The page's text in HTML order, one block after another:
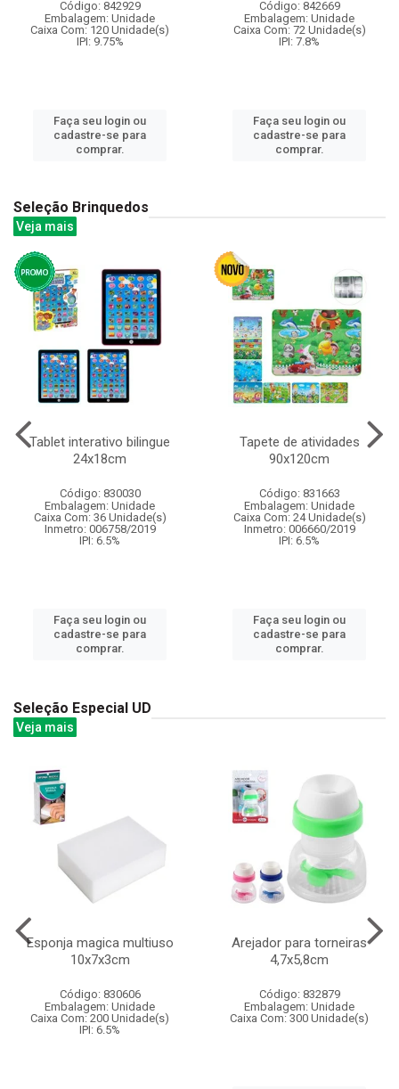
Código: 842929
Embalagem: Unidade
Caixa Com: 120 Unidade(s)
IPI: 9.75%
Faça seu login ou
cadastre-se para
comprar.
Código: 842669
Embalagem: Unidade
Caixa Com: 72 Unidade(s)
IPI: 7.8%
Faça seu login ou
cadastre-se para
comprar.
Seleção Brinquedos
Veja mais
Tablet interativo bilingue
24x18cm
Código: 830030
Embalagem: Unidade
Caixa Com: 36 Unidade(s)
Inmetro: 006758/2019
IPI: 6.5%
Faça seu login ou
cadastre-se para
comprar.
Tapete de atividades
90x120cm
Código: 831663
Embalagem: Unidade
Caixa Com: 24 Unidade(s)
Inmetro: 006660/2019
IPI: 6.5%
Faça seu login ou
cadastre-se para
comprar.
Seleção Especial UD
Veja mais
Esponja magica multiuso
10x7x3cm
Código: 830606
Embalagem: Unidade
Caixa Com: 200 Unidade(s)
IPI: 6.5%
Arejador para torneiras
4,7x5,8cm
Código: 832879
Embalagem: Unidade
Caixa Com: 300 Unidade(s)